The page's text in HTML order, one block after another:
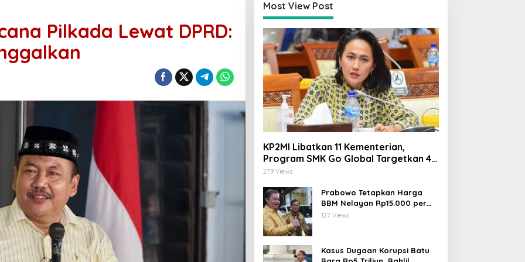
Pilkada Lewat DPRD:
Most View Post
KP2MI Libatkan 11 Kementerian,
Program SMK Go Global Targetkan 40
Ribu Peserta Tahun Ini
279 Views
Prabowo Tetapkan Harga
BBM Nelayan Rp15.000 per
Liter, Berlaku untuk Kapal 30-
127 Views
Kasus Dugaan Korupsi Batu